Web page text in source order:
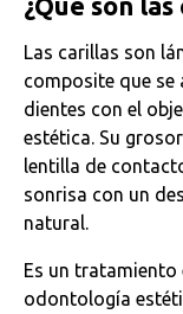
Las carillas son
composite que se
dientes con el
estética. Su
lentilla de
sonrisa con un
natural.
Es un
odontología